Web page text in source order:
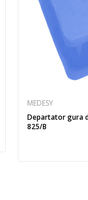
MEDESY
Departator gura
825/B